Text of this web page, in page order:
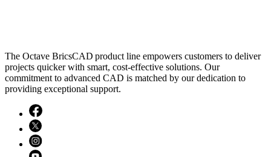
The Octave BricsCAD product line empowers customers to deliver
projects quicker with smart, cost-effective solutions. Our
commitment to advanced CAD is matched by our dedication to
providing exceptional support.